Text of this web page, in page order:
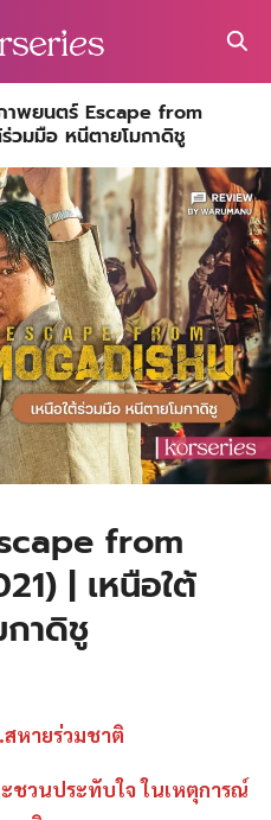
าพยนตร์ Escape from
วมมือ หนีตายโมกาดิชู
from
| เหนือใต้
าดิชู
หายร่วมชาติ
ชวนประทับใจ ในเหตุการณ์